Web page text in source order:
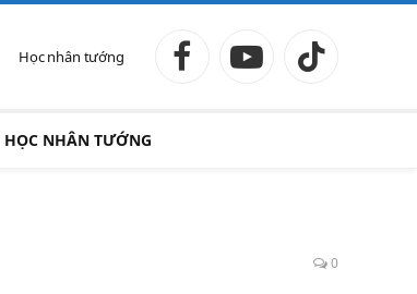
Học nhân tướng FacebookYouTubeTikTok
HỌC NHÂN TƯỚNG
0